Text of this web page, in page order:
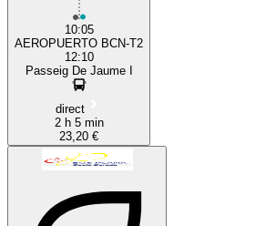
10:05
AEROPUERTO BCN-T2
12:10
Passeig De Jaume I
direct
2 h 5 min
23,20 €